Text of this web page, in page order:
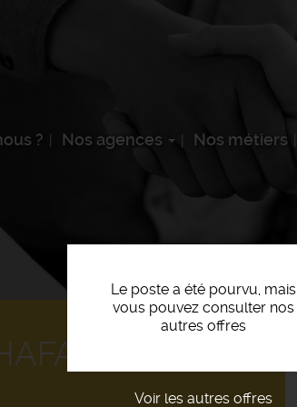
? Nos agences Nos métiers
Le poste a été pourvu, mais
vous pouvez consulter nos
autres offres
Voir les autres offres
F/H